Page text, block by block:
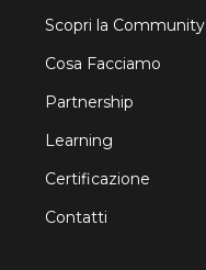
Scopri la Community
Cosa Facciamo
Partnership
Learning
Certificazione
Contatti